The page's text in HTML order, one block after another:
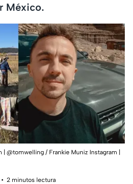
México.
| @tomwelling / Frankie Muniz Instagram |
2 minutos lectura